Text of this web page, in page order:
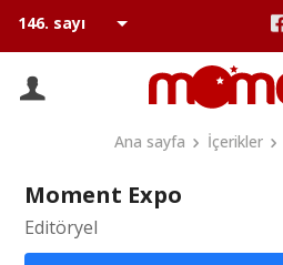
Ana sayfa İçerikler
Moment Expo
Editöryel